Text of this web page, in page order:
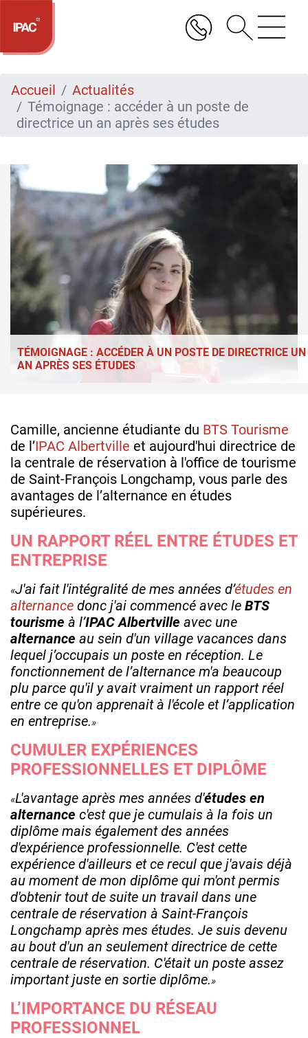
Aller
contenu
Accueil
Actualités
Témoignage : accéder à un poste de
directrice un an après ses études
TÉMOIGNAGE : ACCÉDER À UN POSTE DE DIRECTRICE UN
AN APRÈS SES ÉTUDES
Camille, ancienne étudiante du BTS Tourisme
de l’IPAC Albertville et aujourd'hui directrice de
la centrale de réservation à l'office de tourisme
de Saint-François Longchamp, vous parle des
avantages de l’alternance en études
supérieures.
UN RAPPORT RÉEL ENTRE ÉTUDES ET
ENTREPRISE
J'ai fait l'intégralité de mes années d’études en
alternance donc j'ai commencé avec le BTS
tourisme à l’IPAC Albertville avec une
alternance au sein d'un village vacances dans
lequel j’occupais un poste en réception. Le
fonctionnement de l’alternance m'a beaucoup
plu parce qu'il y avait vraiment un rapport réel
entre ce qu'on apprenait à l'école et l’application
en entreprise.
CUMULER EXPÉRIENCES
PROFESSIONNELLES ET DIPLÔME
L'avantage après mes années d'études en
alternance c'est que je cumulais à la fois un
diplôme mais également des années
d'expérience professionnelle. C'est cette
expérience d'ailleurs et ce recul que j'avais déjà
au moment de mon diplôme qui m'ont permis
d'obtenir tout de suite un travail dans une
centrale de réservation à Saint-François
Longchamp après mes études. Je suis devenu
au bout d'un an seulement directrice de cette
centrale de réservation. C'était un poste assez
important juste en sortie diplôme.
L’IMPORTANCE DU RÉSEAU
PROFESSIONNEL